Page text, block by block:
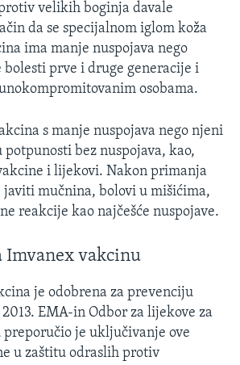
velikih boginja davale
da se specijalnom iglom koža
ima manje nuspojava nego
prve i druge generacije i
osobama.
s manje nuspojava nego njeni
bez nuspojava, kao,
i lijekovi. Nakon primanja
javiti mučnina, bolovi u mišićima,
reakcije kao najčešće nuspojave.
Imvanex vakcinu
je odobrena za prevenciju
EMA-in Odbor za lijekove za
je uključivanje ove
u zaštitu odraslih protiv